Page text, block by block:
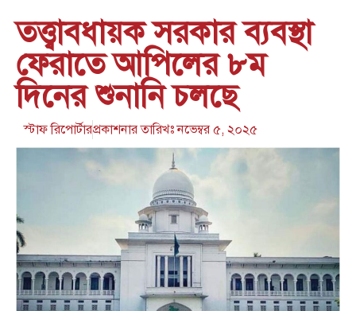
তত্ত্বাবধায়ক সরকার ব্যবস্থা
ফেরাতে আপিলের ৮ম
দিনের শুনানি চলছে
স্টাফ রিপোর্টারপ্রকাশনার তারিখঃনভেম্বর ৫, ২০২৫